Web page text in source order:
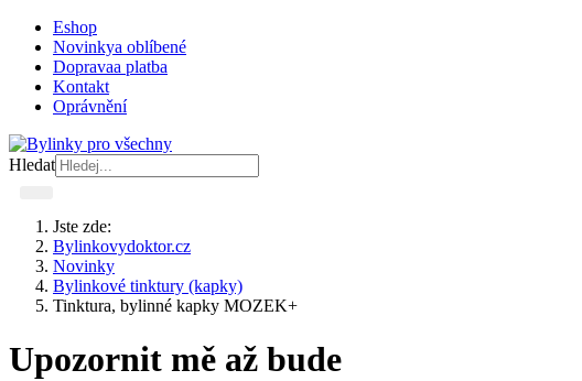
Eshop
Novinkya oblíbené
Dopravaa platba
Kontakt
Oprávnění
Hledat
Jste zde:
Bylinkovydoktor.cz
Novinky
Bylinkové tinktury (kapky)
Tinktura, bylinné kapky MOZEK+
Upozornit mě až bude